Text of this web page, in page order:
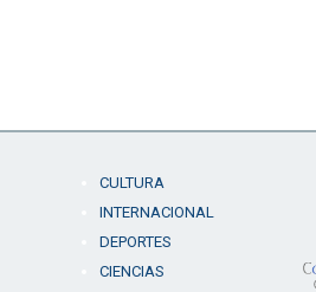
CULTURA
INTERNACIONAL
DEPORTES
CIENCIAS